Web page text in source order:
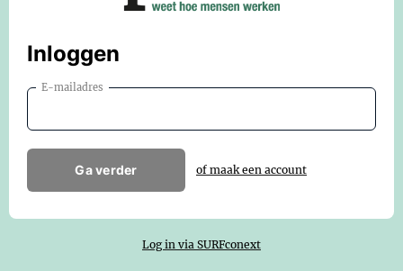
Inloggen
E-mailadres
Ga verder of maak een account
Log in via SURFconext